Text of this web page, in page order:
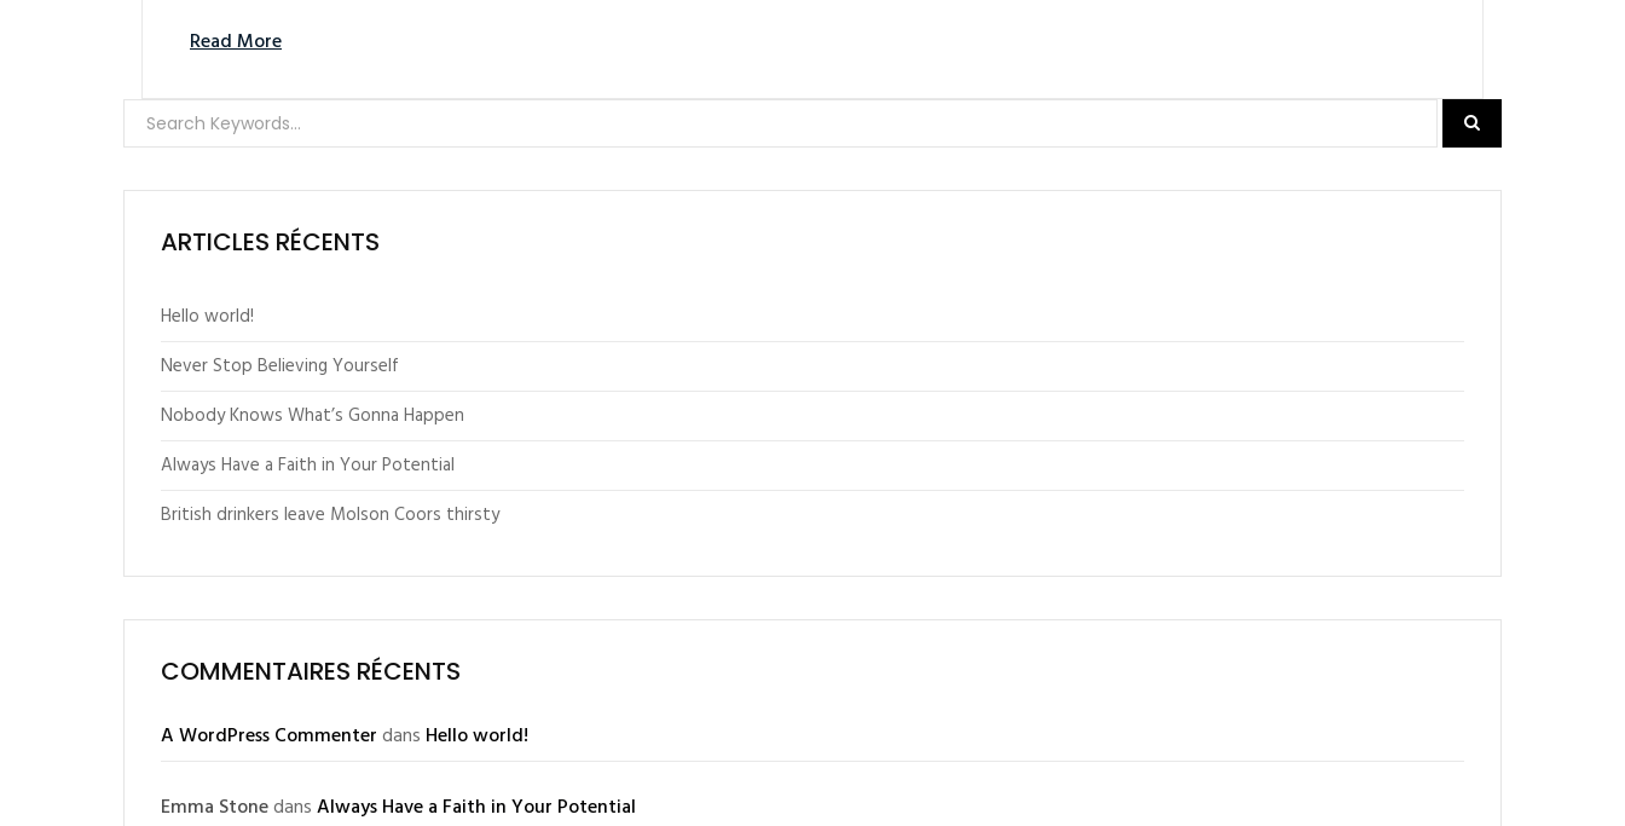
Read More
ARTICLES RÉCENTS
Hello world!
Never Stop Believing Yourself
Nobody Knows What’s Gonna Happen
Always Have a Faith in Your Potential
British drinkers leave Molson Coors thirsty
COMMENTAIRES RÉCENTS
A WordPress Commenterdans Hello world!
Emma StonedansAlways Have a Faith in Your Potential